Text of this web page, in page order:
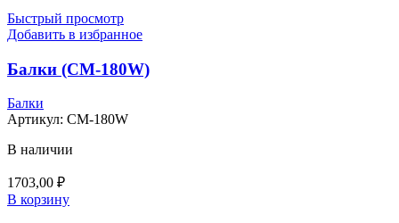
Быстрый просмотр
Добавить в избранное
Балки (CM-180W)
Балки
Артикул: CM-180W
В наличии
1703,00 ₽
В корзину